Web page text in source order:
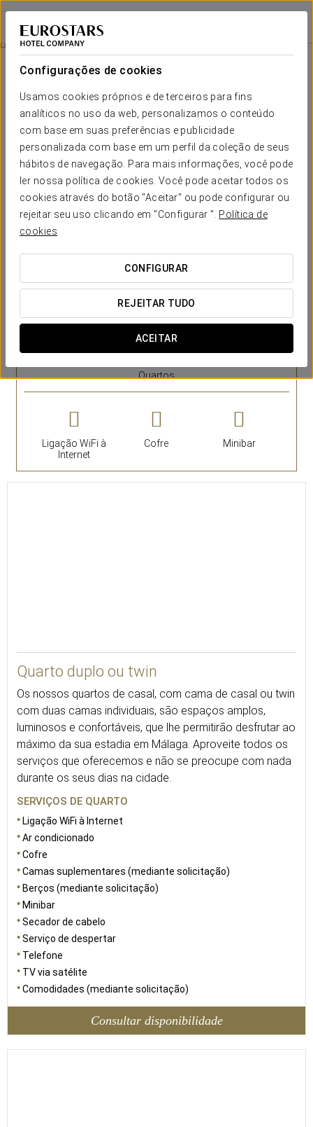
Configurações de cookies
Usamos cookies próprios e de terceiros para fins
analíticos no uso da web, personalizamos o conteúdo
com base em suas preferências e publicidade
personalizada com base em um perfil da coleção de seus
hábitos de navegação. Para mais informações, você pode
ler nossa política de cookies. Você pode aceitar todos os
cookies através do botão "Aceitar" ou pode configurar ou
rejeitar seu uso clicando em "Configurar ". Política de
cookies
CONFIGURAR
REJEITAR TUDO
ACEITAR
Eurostars Astoria
MÁLAGA
Quartos
Quartos
O conforto e descanso que necessita
Tanto se estiver a viajar em negócios como se o fizer pelo
prazer de descobrir os encantos de Málaga, encontrará no
Eurostars Astoria
a atmosfera perfeita para descansar e
relaxar. Os nossos quartos foram remodelados
recentementepara melhorar a sua funcionalidade e, assim,
oferecer aos nossos hóspedes uma experiência única.
Todos os nossos quartos possuem uma ampla variedade de
serviços e muitos deles desfrutam também de
do Monte Gibralfaro e pelas linhas quebradas da Alcazaba.
Além disso, dispomos deum quarto completamente
para pessoas com mobilidade reduzida.
SERVIÇOS EM DESTAQUE
Quartos
Ligação WiFi à
Internet
Cofre Minibar
Quarto duplo ou twin
Os nossos quartos de casal, com cama de casal ou twin
com duas camas individuais, são espaços amplos,
luminosos e confortáveis, que lhe permitirão desfrutar ao
máximo da sua estadia em Málaga. Aproveite todos os
serviços que oferecemos e não se preocupe com nada
durante os seus dias na cidade.
SERVIÇOS DE QUARTO
Ligação WiFi à Internet
Ar condicionado
Cofre
Camas suplementares (mediante solicitação)
Berços (mediante solicitação)
Minibar
Secador de cabelo
Serviço de despertar
Telefone
TV via satélite
Comodidades (mediante solicitação)
Consultar disponibilidade